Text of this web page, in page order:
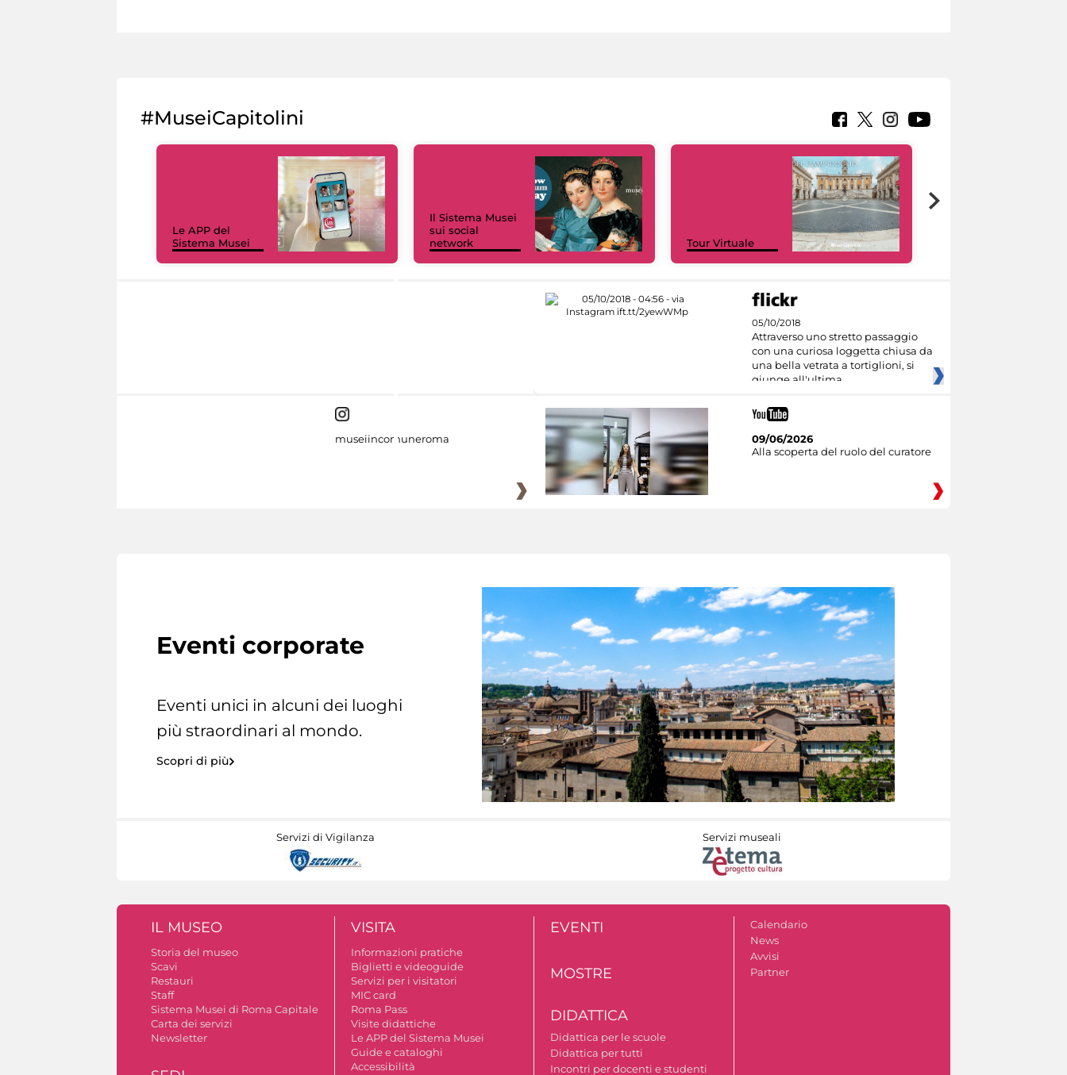
#MuseiCapitolini
Le APP del
Sistema Musei
Il Sistema Musei
sui social
network
Tour Virtuale
05/10/2018
Attraverso uno stretto passaggio
con una curiosa loggetta chiusa da
una bella vetrata a tortiglioni, si
giunge all'ultima
museiincomuneroma
09/06/2026
Alla scoperta del ruolo del curatore
Eventi corporate
Eventi unici in alcuni dei luoghi
più straordinari al mondo.
Scopri di più
Servizi di Vigilanza Servizi museali
IL MUSEO
Storia del museo
Scavi
Restauri
Staff
Sistema Musei di Roma Capitale
Carta dei servizi
Newsletter
VISITA
Informazioni pratiche
Biglietti e videoguide
Servizi per i visitatori
MIC card
Roma Pass
Visite didattiche
Le APP del Sistema Musei
Guide e cataloghi
Accessibilità
EVENTI
MOSTRE
DIDATTICA
Didattica per le scuole
Didattica per tutti
Incontri per docenti e studenti
Calendario
News
Avvisi
Partner